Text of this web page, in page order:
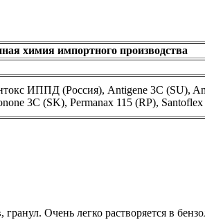
химия импортного производства
ИППД (Россия), Antigene 3C (SU),
3C (SK), Permanax 115 (RP),
Очень легко растворяется в